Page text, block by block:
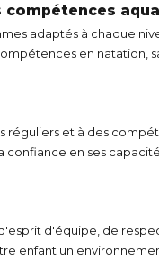
compétences
adaptés à chaque
en natation,
réguliers et à des
en ses
d'équipe, de
enfant un